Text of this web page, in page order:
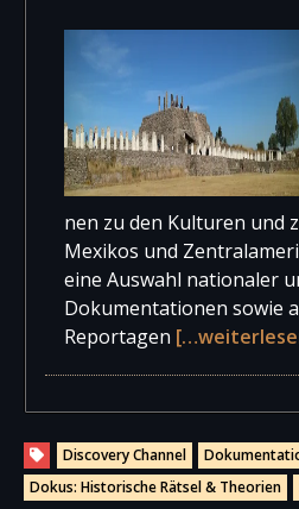
nen zu den Kulturen und
Mexikos und
eine Auswahl nationaler
Dokumentationen sowie
Reportagen
Discovery Channel
Dokus: Historische Rätsel & Theorien